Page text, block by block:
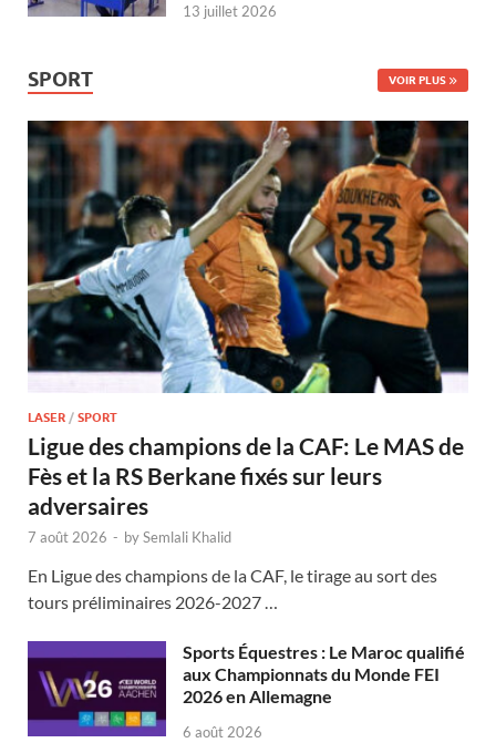
13 juillet 2026
SPORT VOIR PLUS
LASER / SPORT
Ligue des champions de la CAF: Le MAS de
Fès et la RS Berkane fixés sur leurs
adversaires
7 août 2026 - bySemlali Khalid
En Ligue des champions de la CAF, le tirage au sort des
tours préliminaires 2026-2027 …
Sports Équestres : Le Maroc qualifié
aux Championnats du Monde FEI
2026 en Allemagne
6 août 2026